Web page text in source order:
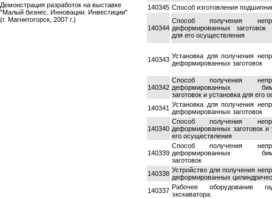
140345 Способ изготовления
140344
Способ получения
деформированных заготовок
для его осуществления
140343 Установка для получения
деформированных заготовок
140342
Способ получения
деформированных
заготовок и установка для его
140341 Установка для получения
деформированных заготовок
140340
Способ получения
деформированных заготовок и
его осуществления
140339
Способ получения
деформированных
заготовок
140338 Устройство для получения
деформированных
140337 Рабочее оборудование
экскаватора.
Демонстрация разработок на выставке
"Малый бизнес. Инновации. Инвестиции"
(г. Магнитогорск, 2007 г.)